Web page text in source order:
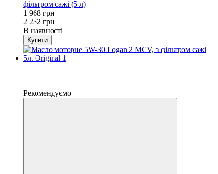
фільтром сажі (5 л)
1 968 грн
2 232 грн
В наявності
Купити
Рекомендуємо